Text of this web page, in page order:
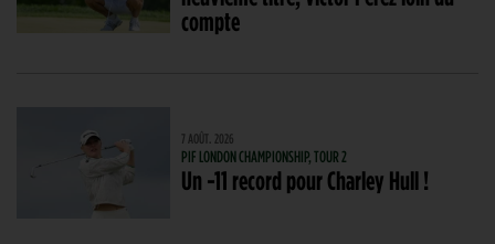
compte
7 AOÛT. 2026
PIF LONDON CHAMPIONSHIP, TOUR 2
Un -11 record pour Charley Hull !